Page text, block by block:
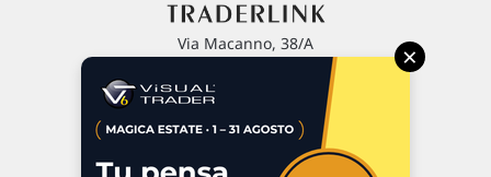
Via Macanno, 38/A
P.IVA 02 452 460 401
×